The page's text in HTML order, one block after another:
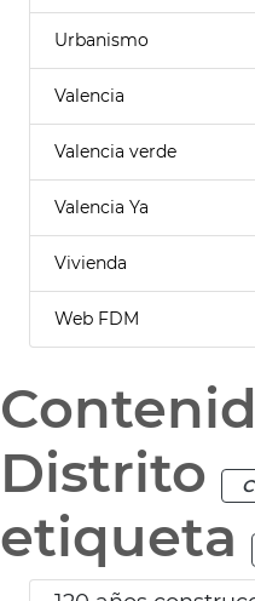
Urbanismo
Valencia
Valencia verde
Valencia Ya
Vivienda
Web FDM
Distrito
etiqueta